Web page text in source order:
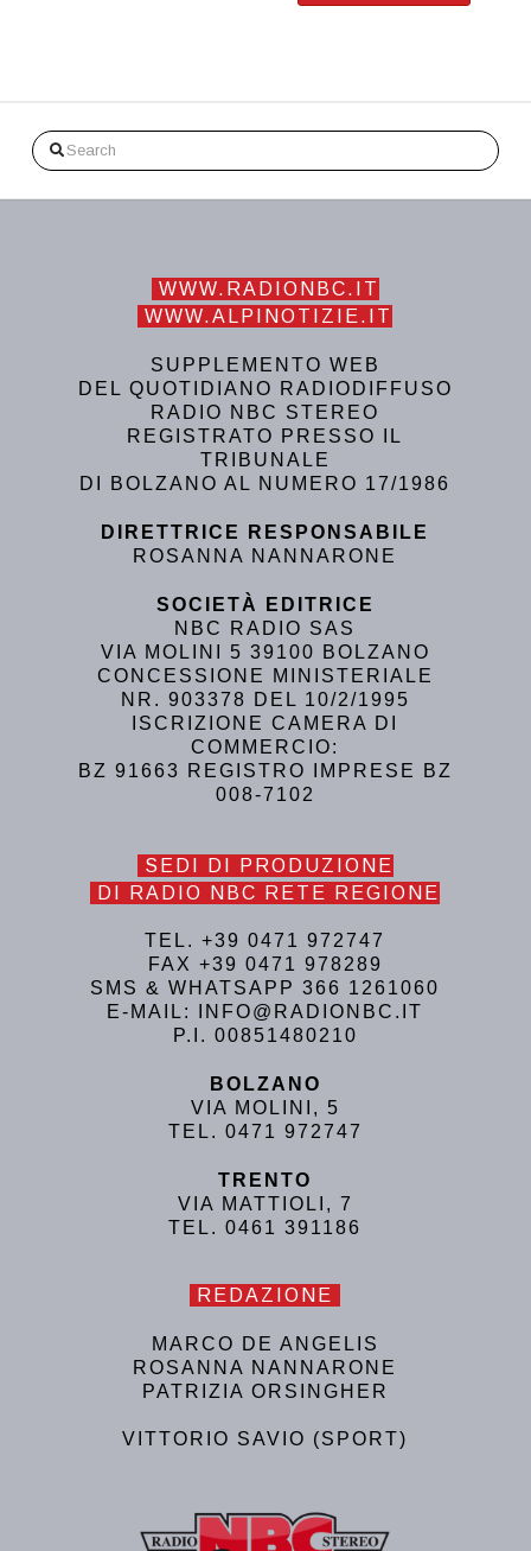
Search
WWW.RADIONBC.IT
WWW.ALPINOTIZIE.IT
SUPPLEMENTO WEB
DEL QUOTIDIANO RADIODIFFUSO
RADIO NBC STEREO
REGISTRATO PRESSO IL
TRIBUNALE
DI BOLZANO AL NUMERO 17/1986
DIRETTRICE RESPONSABILE
ROSANNA NANNARONE
SOCIETÀ EDITRICE
NBC RADIO SAS
VIA MOLINI 5 39100 BOLZANO
CONCESSIONE MINISTERIALE
NR. 903378 DEL 10/2/1995
ISCRIZIONE CAMERA DI
COMMERCIO:
BZ 91663 REGISTRO IMPRESE BZ
008-7102
SEDI DI PRODUZIONE
DI RADIO NBC RETE REGIONE
TEL. +39 0471 972747
FAX +39 0471 978289
SMS & WHATSAPP 366 1261060
E-MAIL: INFO@RADIONBC.IT
P.I. 00851480210
BOLZANO
VIA MOLINI, 5
TEL. 0471 972747
TRENTO
VIA MATTIOLI, 7
TEL. 0461 391186
REDAZIONE
MARCO DE ANGELIS
ROSANNA NANNARONE
PATRIZIA ORSINGHER
VITTORIO SAVIO (SPORT)